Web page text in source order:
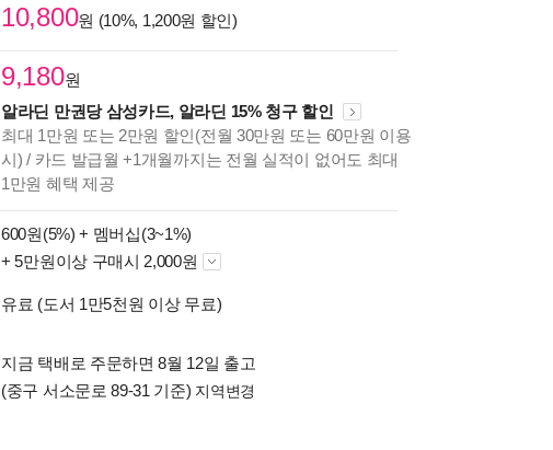
10,800원 (10%, 1,200원 할인)
9,180원
알라딘 만권당 삼성카드, 알라딘 15% 청구 할인
최대 1만원 또는 2만원 할인(전월 30만원 또는 60만원 이용
시) / 카드 발급월 +1개월까지는 전월 실적이 없어도 최대
1만원 혜택 제공
600원(5%) + 멤버십(3~1%)
+ 5만원이상 구매시 2,000원
유료 (도서 1만5천원 이상 무료)
지금 택배로 주문하면 8월 12일 출고
(중구 서소문로 89-31 기준) 지역변경